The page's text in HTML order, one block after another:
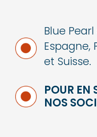
Blue
Espagne,
et Suisse.
POUR EN
NOS